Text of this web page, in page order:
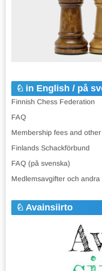
in English / på
Finnish Chess Federation
FAQ
Membership fees and
Finlands Schackförbund
FAQ (på svenska)
Medlemsavgifter och
Avainsiirto